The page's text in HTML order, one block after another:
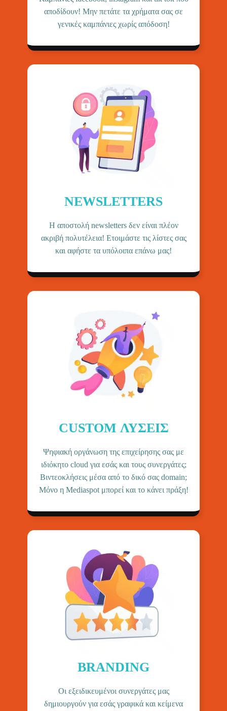
αποδίδουν! Μην πετάτε τα χρήματα σας σε
γενικές καμπάνιες χωρίς απόδοση!
NEWSLETTERS
H αποστολή newsletters δεν είναι πλέον
ακριβή πολυτέλεια! Ετοιμάστε τις λίστες σας
και αφήστε τα υπόλοιπα επάνω μας!
CUSTOM ΛΥΣΕΙΣ
Ψηφιακή οργάνωση της επιχείρησης σας με
ιδιόκητο cloud για εσάς και τους συνεργάτες;
Βιντεοκλήσεις μέσα από το δικό σας domain;
Μόνο η Mediaspot μπορεί και το κάνει πράξη!
BRANDING
Οι εξειδικευμένοι συνεργάτες μας
δημιουργούν για εσάς γραφικά και κείμενα